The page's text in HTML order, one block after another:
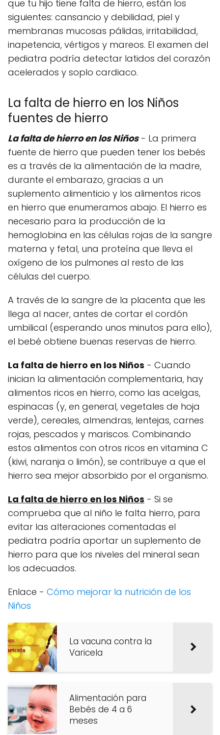
que tu hijo tiene falta de hierro, están los
siguientes: cansancio y debilidad, piel y
membranas mucosas pálidas, irritabilidad,
inapetencia, vértigos y mareos. El examen del
pediatra podría detectar latidos del corazón
acelerados y soplo cardiaco.
La falta de hierro en los Niños
fuentes de hierro
La falta de hierro en los Niños- La primera
fuente de hierro que pueden tener los bebés
es a través de la alimentación de la madre,
durante el embarazo, gracias a un
suplemento alimenticio y los alimentos ricos
en hierro que enumeramos abajo. El hierro es
necesario para la producción de la
hemoglobina en las células rojas de la sangre
materna y fetal, una proteína que lleva el
oxígeno de los pulmones al resto de las
células del cuerpo.
A través de la sangre de la placenta que les
llega al nacer, antes de cortar el cordón
umbilical (esperando unos minutos para ello),
el bebé obtiene buenas reservas de hierro.
La falta de hierro en los Niños - Cuando
inician la alimentación complementaria, hay
alimentos ricos en hierro, como las acelgas,
espinacas (y, en general, vegetales de hoja
verde), cereales, almendras, lentejas, carnes
rojas, pescados y mariscos. Combinando
estos alimentos con otros ricos en vitamina C
(kiwi, naranja o limón), se contribuye a que el
hierro sea mejor absorbido por el organismo.
La falta de hierro en los Niños - Si se
comprueba que al niño le falta hierro, para
evitar las alteraciones comentadas el
pediatra podría aportar un suplemento de
hierro para que los niveles del mineral sean
los adecuados.
Enlace - Cómo mejorar la nutrición de los
Niños
La vacuna contra la
Varicela
Alimentación para
Bebés de 4 a 6
meses